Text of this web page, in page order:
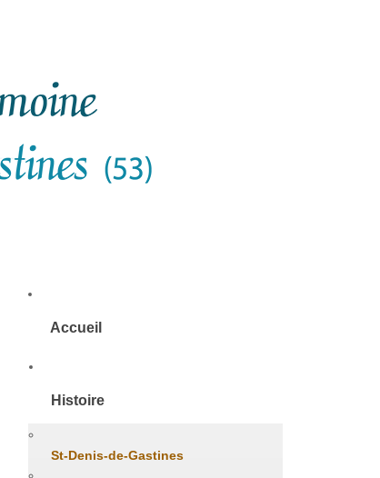
Accueil
Histoire
St-Denis-de-Gastines